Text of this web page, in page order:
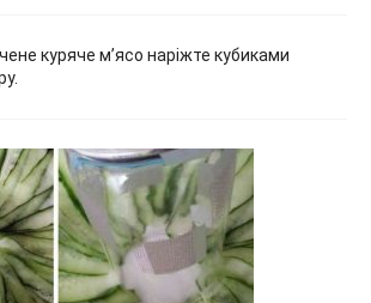
куряче м’ясо наріжте кубиками